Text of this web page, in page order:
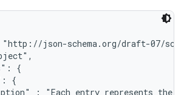
json-schema.org/draft-07/
{
{
: "Each entry represents the